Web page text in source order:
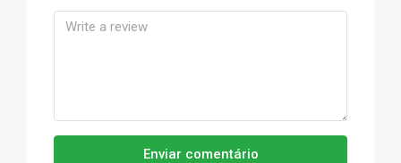
Enviar comentário